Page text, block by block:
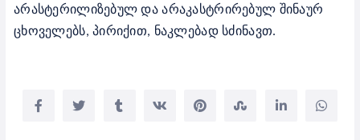
არასტერილიზებულ და არაკასტრირებულ შინაურ
ცხოველებს, პირიქით, ნაკლებად სძინავთ.